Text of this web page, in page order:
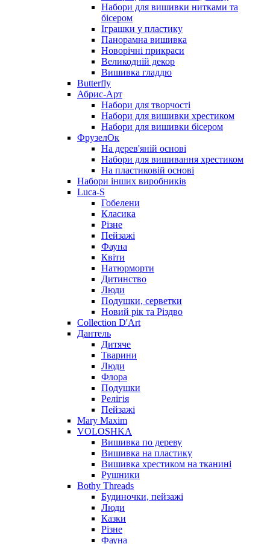
Набори для вишивки нитками та
бісером
Іграшки у пластику
Панорамна вишивка
Новорічні прикраси
Великодній декор
Вишивка гладдю
Butterfly
Абрис-Арт
Набори для творчості
Набори для вишивки хрестиком
Набори для вишивки бісером
ФрузелОк
На дерев'яній основі
Набори для вишивання хрестиком
На пластиковій основі
Набори інших виробників
Luca-S
Гобелени
Класика
Різне
Пейзажі
Фауна
Квіти
Натюрморти
Дитинство
Люди
Подушки, серветки
Новий рік та Різдво
Collection D'Art
Дантель
Дитяче
Тварини
Люди
Флора
Подушки
Релігія
Пейзажі
Mary Maxim
VOLOSHKA
Вишивка по дереву
Вишивка на пластику
Вишивка хрестиком на тканині
Рушники
Bothy Threads
Будиночки, пейзажі
Люди
Казки
Різне
Фауна